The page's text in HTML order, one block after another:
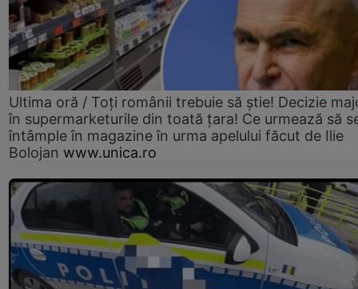
Ultima oră / Toți românii trebuie să știe! Decizie
în supermarketurile din toată țara! Ce urmează să
întâmple în magazine în urma apelului făcut de Ilie
Bolojan www.unica.ro